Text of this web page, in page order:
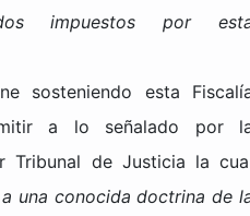
impuestos por
sosteniendo esta
a lo señalado por
Tribunal de Justicia la
una conocida doctrina de